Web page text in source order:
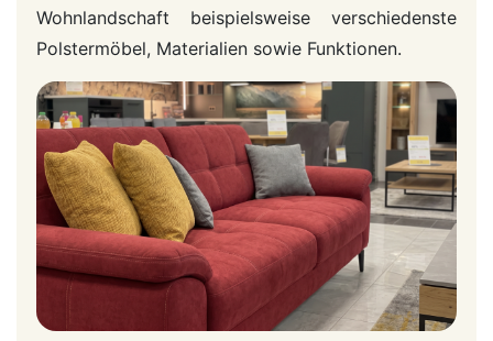
Wohnlandschaft beispielsweise verschiedenste
Polstermöbel, Materialien sowie Funktionen.